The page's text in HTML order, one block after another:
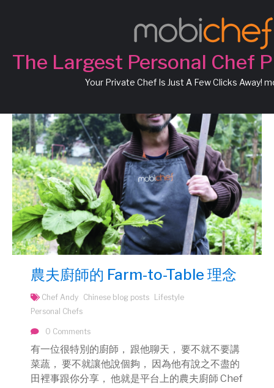
The Largest Personal Chef
Your Private Chef Is Just A Few Clicks Away!
農夫廚師的 Farm-to-Table 理念
Chef Andy Chinese blog posts
Lifestyle
Personal Chefs
0 Comments
有一位很特別的廚師， 跟他聊天， 要不就不要講
菜蔬， 要不就讓他說個夠， 因為他有說之不盡的
田裡事跟你分享， 他就是平台上的農夫廚師 Chef